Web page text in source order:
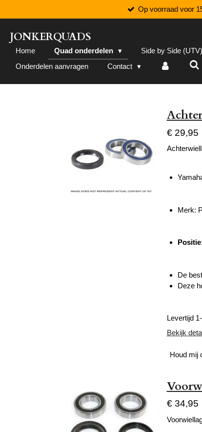
direct
naar
de
hoofdinhoud
Op voorraad voor
JONKERQUADS
Home Quad onderdelen Side by Side
Onderdelen aanvragen
Contact
€ 29,95
Merk:
De
Deze
Levertijd
Bekijk
Houd mij
€ 34,95